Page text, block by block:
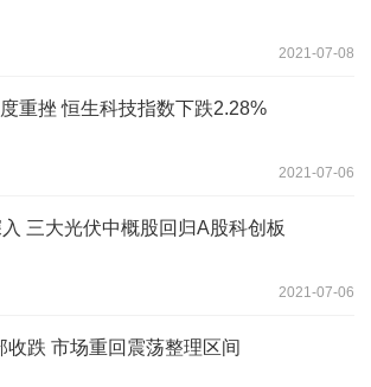
2021-07-08
重挫 恒生科技指数下跌2.28%
2021-07-06
三大光伏中概股回归A股科创板
2021-07-06
收跌 市场重回震荡整理区间